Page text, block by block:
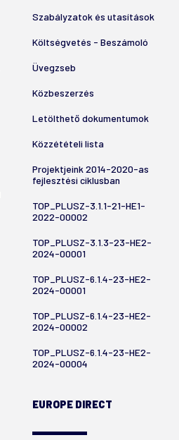
Szabályzatok és utasítások
Költségvetés - Beszámoló
Üvegzseb
Közbeszerzés
Letölthető dokumentumok
Közzétételi lista
Projektjeink 2014-2020-as
fejlesztési ciklusban
TOP_PLUSZ-3.1.1-21-HE1-
2022-00002
TOP_PLUSZ-3.1.3-23-HE2-
2024-00001
TOP_PLUSZ-6.1.4-23-HE2-
2024-00001
TOP_PLUSZ-6.1.4-23-HE2-
2024-00002
TOP_PLUSZ-6.1.4-23-HE2-
2024-00004
EUROPE DIRECT